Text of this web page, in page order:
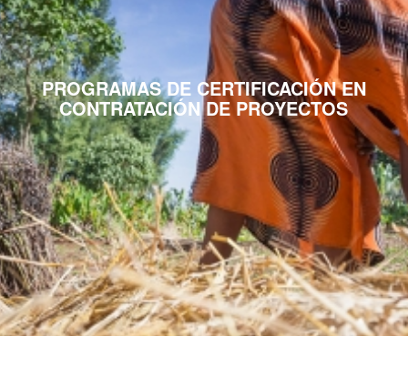
PROGRAMAS DE CERTIFICACIÓN EN
CONTRATACIÓN DE PROYECTOS